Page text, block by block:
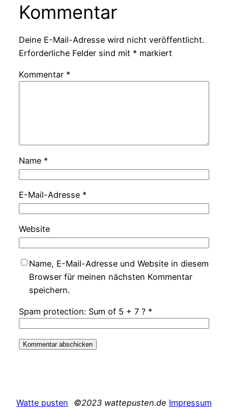
Kommentar
Deine E-Mail-Adresse wird nicht veröffentlicht.
Erforderliche Felder sind mit * markiert
Kommentar *
Name *
E-Mail-Adresse *
Website
Name, E-Mail-Adresse und Website in diesem
Browser für meinen nächsten Kommentar
speichern.
Spam protection: Sum of 5 + 7 ? *
Watte pusten ©2023 wattepusten.de Impressum